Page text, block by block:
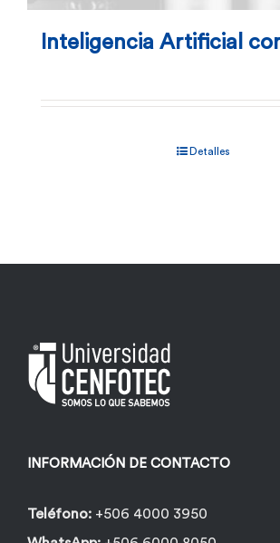
Inteligencia Artificial
Detalles
INFORMACIÓN DE CONTACTO
Teléfono: +506 4000 3950